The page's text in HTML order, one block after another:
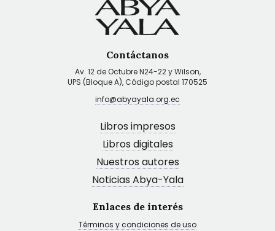
Contáctanos
Av. 12 de Octubre N24-22 y Wilson,
UPS (Bloque A), Código postal 170525
info@abyayala.org.ec
Libros impresos
Libros digitales
Nuestros autores
Noticias Abya-Yala
Enlaces de interés
Términos y condiciones de uso